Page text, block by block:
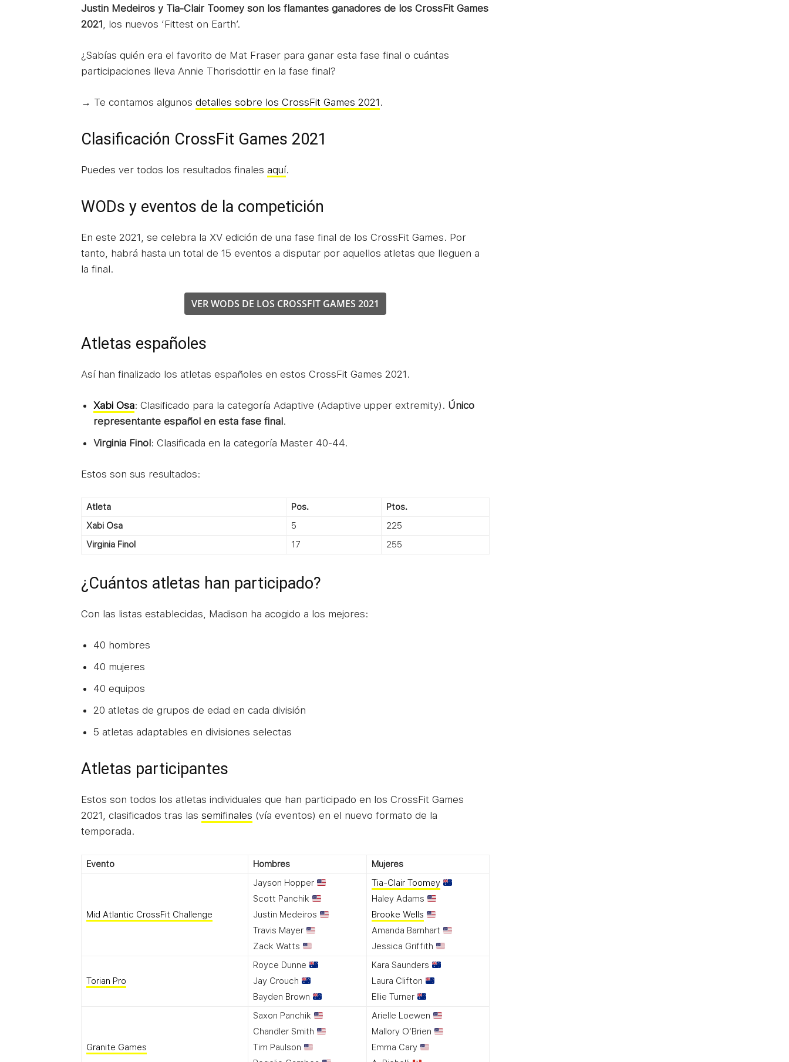
Justin Medeiros y Tia-Clair Toomey son los flamantes ganadores de los CrossFit Games
2021, los nuevos ‘Fittest on Earth’.
¿Sabías quién era el favorito de Mat Fraser para ganar esta fase final o cuántas
participaciones lleva Annie Thorisdottir en la fase final?
→ Te contamos algunos detalles sobre los CrossFit Games 2021 .
Clasificación CrossFit Games 2021
Puedes ver todos los resultados finales aquí.
WODs y eventos de la competición
En este 2021, se celebra la XV edición de una fase final de los CrossFit Games. Por
tanto, habrá hasta un total de 15 eventos a disputar por aquellos atletas que lleguen a
la final.
VER WODS DE LOS CROSSFIT GAMES 2021
Atletas españoles
Así han finalizado los atletas españoles en estos CrossFit Games 2021.
Xabi Osa: Clasificado para la categoría Adaptive (Adaptive upper extremity). Único
representante español en esta fase final.
Virginia Finol: Clasificada en la categoría Master 40-44.
Estos son sus resultados:
Atleta Pos.
Ptos.
Xabi Osa
5
225
Virginia Finol
17 255
¿Cuántos atletas han participado?
Con las listas establecidas, Madison ha acogido a los mejores:
40 hombres
40 mujeres
40 equipos
20 atletas de grupos de edad en cada división
5 atletas adaptables en divisiones selectas
Atletas participantes
Estos son todos los atletas individuales que han participado en los CrossFit Games
2021, clasificados tras las semifinales (vía eventos) en el nuevo formato de la
temporada.
Evento Hombres Mujeres
Mid Atlantic CrossFit Challenge
Jayson Hopper
Scott Panchik
Justin Medeiros
Travis Mayer
Zack Watts
Tia-Clair Toomey
Haley Adams
Brooke Wells
Amanda Barnhart
Jessica Griffith
Torian Pro
Royce Dunne
Jay Crouch
Bayden Brown
Kara Saunders
Laura Clifton
Ellie Turner
Granite Games
Saxon Panchik
Chandler Smith
Tim Paulson
Arielle Loewen
Mallory O’Brien
Emma Cary